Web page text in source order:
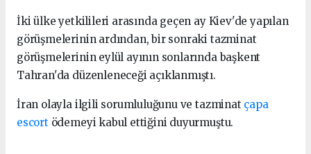
İki ülke yetkilileri arasında geçen ay Kiev'de yapılan
görüşmelerinin ardından, bir sonraki tazminat
görüşmelerinin eylül ayının sonlarında başkent
Tahran'da düzenleneceği açıklanmıştı.
İran olayla ilgili sorumluluğunu ve tazminat çapa
escort ödemeyi kabul ettiğini duyurmuştu.